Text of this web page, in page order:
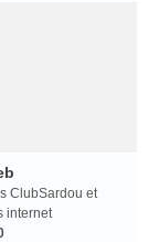
ClubSardou et
internet